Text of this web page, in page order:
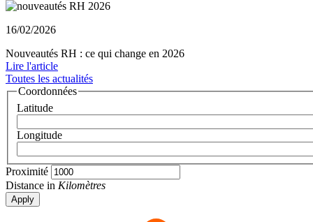
16/02/2026
Nouveautés RH : ce qui change en 2026
Lire l'article
Toutes les actualités
Coordonnées
Latitude
Longitude
Proximité
Distance in Kilomètres